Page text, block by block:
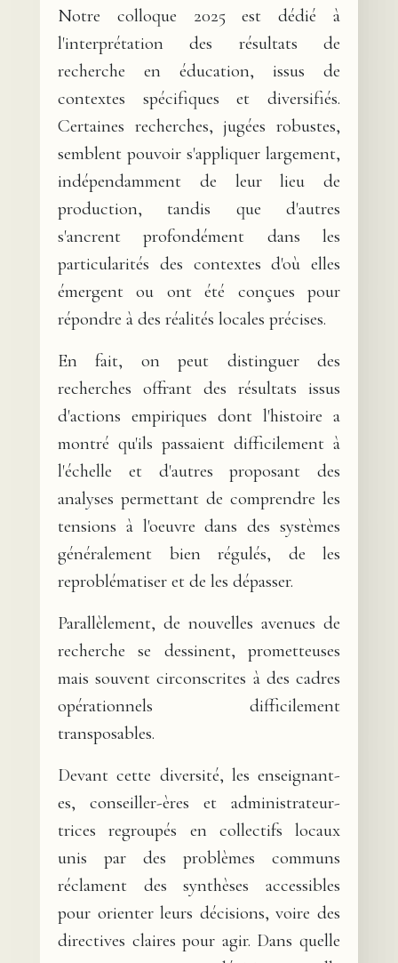
Notre colloque 2025 est dédié à
l'interprétation des résultats de
recherche en éducation, issus de
contextes spécifiques et diversifiés.
Certaines recherches, jugées robustes,
semblent pouvoir s'appliquer largement,
indépendamment de leur lieu de
production, tandis que d'autres
s'ancrent profondément dans les
particularités des contextes d'où elles
émergent ou ont été conçues pour
répondre à des réalités locales précises.
En fait, on peut distinguer des
recherches offrant des résultats issus
d'actions empiriques dont l'histoire a
montré qu'ils passaient difficilement à
l'échelle et d'autres proposant des
analyses permettant de comprendre les
tensions à l'oeuvre dans des systèmes
généralement bien régulés, de les
reproblématiser et de les dépasser.
Parallèlement, de nouvelles avenues de
recherche se dessinent, prometteuses
mais souvent circonscrites à des cadres
opérationnels difficilement
transposables.
Devant cette diversité, les enseignant-
es, conseiller-ères et administrateur-
trices regroupés en collectifs locaux
unis par des problèmes communs
réclament des synthèses accessibles
pour orienter leurs décisions, voire des
directives claires pour agir. Dans quelle